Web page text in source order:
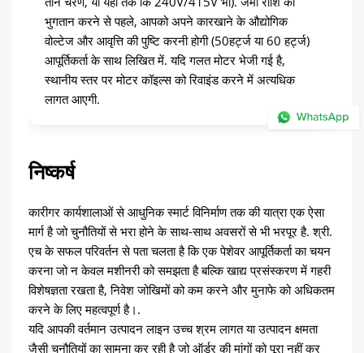
भुगतान करने से पहले, आपको अपने कारखाने के औद्योगिक
वोल्टेज और आवृत्ति की पुष्टि करनी होगी (50हर्ट्ज या 60 हर्ट्ज)
आपूर्तिकर्ता के साथ लिखित में. यदि गलत मोटर भेजी गई है,
स्थानीय स्तर पर मोटर कॉइल्स को रिवाइंड करने में अत्यधिक
लागत आएगी.
निष्कर्ष
कारीगर कार्यशालाओं से आधुनिक स्मार्ट विनिर्माण तक की यात्रा एक ऐसा
मार्ग है जो चुनौतियों से भरा होने के साथ-साथ अवसरों से भी भरपूर है. श्री.
एच के सफल परिवर्तन से पता चलता है कि एक पेशेवर आपूर्तिकर्ता का चयन
करना जो न केवल मशीनरी को समझता है बल्कि खाद्य प्रसंस्करण में गहरी
विशेषज्ञता रखता है, निवेश जोखिमों को कम करने और मुनाफे को अधिकतम
करने के लिए महत्वपूर्ण है।.
यदि आपकी वर्तमान उत्पादन लाइन उच्च श्रम लागत या उत्पादन क्षमता
जैसी चुनौतियों का सामना कर रही है जो ऑर्डर की मांगों को पूरा नहीं कर